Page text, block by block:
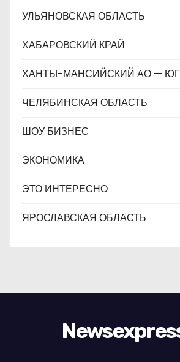
УЛЬЯНОВСКАЯ ОБЛАСТЬ
ХАБАРОВСКИЙ КРАЙ
ХАНТЫ-МАНСИЙСКИЙ АО —
ЧЕЛЯБИНСКАЯ ОБЛАСТЬ
ШОУ БИЗНЕС
ЭКОНОМИКА
ЭТО ИНТЕРЕСНО
ЯРОСЛАВСКАЯ ОБЛАСТЬ